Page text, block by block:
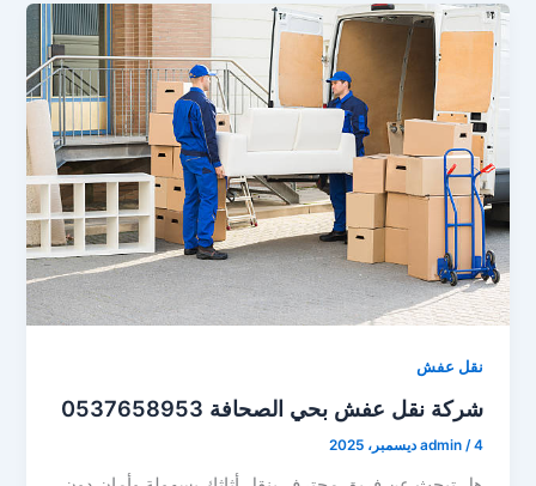
نقل عفش
شركة نقل عفش بحي الصحافة 0537658953
admin /4 ديسمبر، 2025